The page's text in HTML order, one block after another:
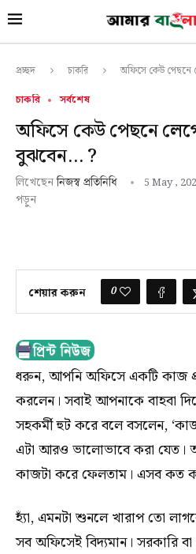
প্রচ্ছদ চাকরি অফিসে কেউ পেছনে
চাকরি সর্বশেষ
অফিসে কেউ পেছনে
বুঝবেন… ?
লিখেছেননিজস্ব প্রতিনিধি 5 May ,
পড়ুন
শেয়ার করুন 0
ধরুন, আপনি অফিসে একটি কাজ
করলেন। সবাই আপনাকে বাহবা
সহকর্মী হুট করে বলে বসলেন,
এটা আরও ভালোভাবে করা
কাজটা করে ফেলতাম। এসব কত
হ্যাঁ, এমনটা শুনলে খারাপ তো
সব অফিসেই বিদ্যমান। সরকারি